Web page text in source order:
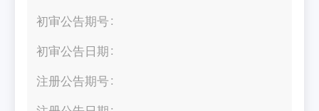
初审公告期号
初审公告日期
注册公告期号